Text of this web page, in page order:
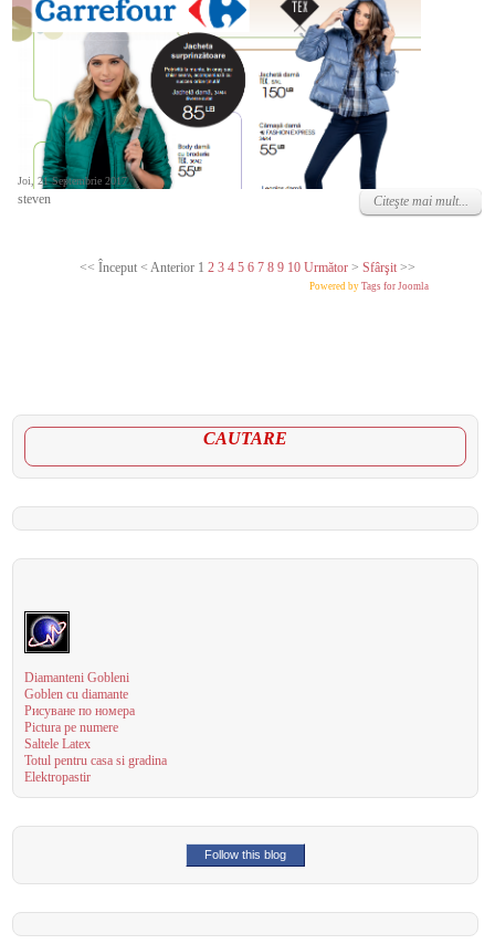
Joi, 21 Septembrie 2017
steven Citeşte mai mult...
<< Început< Anterior 1 2 3 4 5 6 7 8 9 10 Următor> Sfârşit>>
Powered by Tags for Joomla
CAUTARE
Diamanteni Gobleni
Goblen cu diamante
Рисуване по номера
Pictura pe numere
Saltele Latex
Totul pentru casa si gradina
Elektropastir
Follow this blog